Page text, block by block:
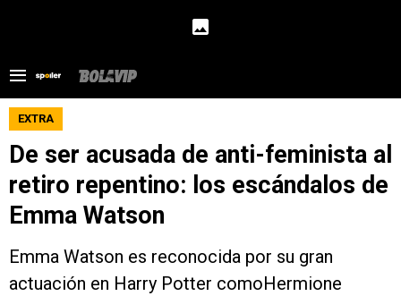
EXTRA
De ser acusada de anti-feminista al
retiro repentino: los escándalos de
Emma Watson
Emma Watson es reconocida por su gran
actuación en Harry Potter comoHermione